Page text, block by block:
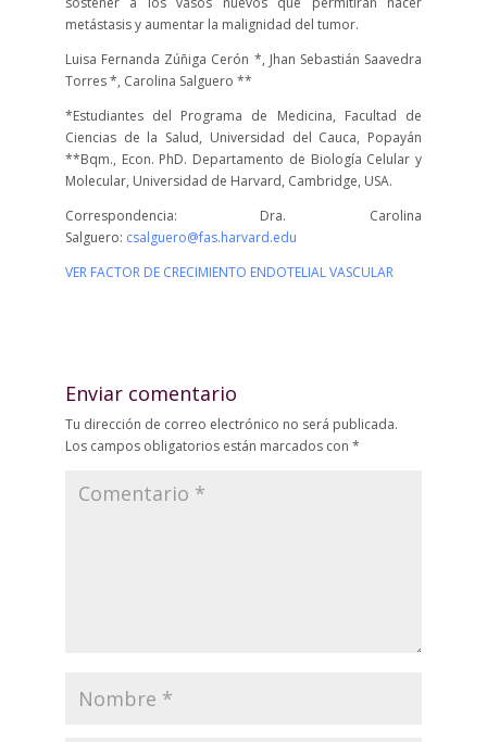
metástasis y aumentar la malignidad del tumor.
Luisa Fernanda Zúñiga Cerón *, Jhan Sebastián Saavedra
Torres *, Carolina Salguero **
*Estudiantes del Programa de Medicina, Facultad de
Ciencias de la Salud, Universidad del Cauca, Popayán
**Bqm., Econ. PhD. Departamento de Biología Celular y
Molecular, Universidad de Harvard, Cambridge, USA.
Correspondencia: Dra. Carolina
Salguero: csalguero@fas.harvard.edu
VER FACTOR DE CRECIMIENTO ENDOTELIAL VASCULAR
Enviar comentario
Tu dirección de correo electrónico no será publicada.
Los campos obligatorios están marcados con *